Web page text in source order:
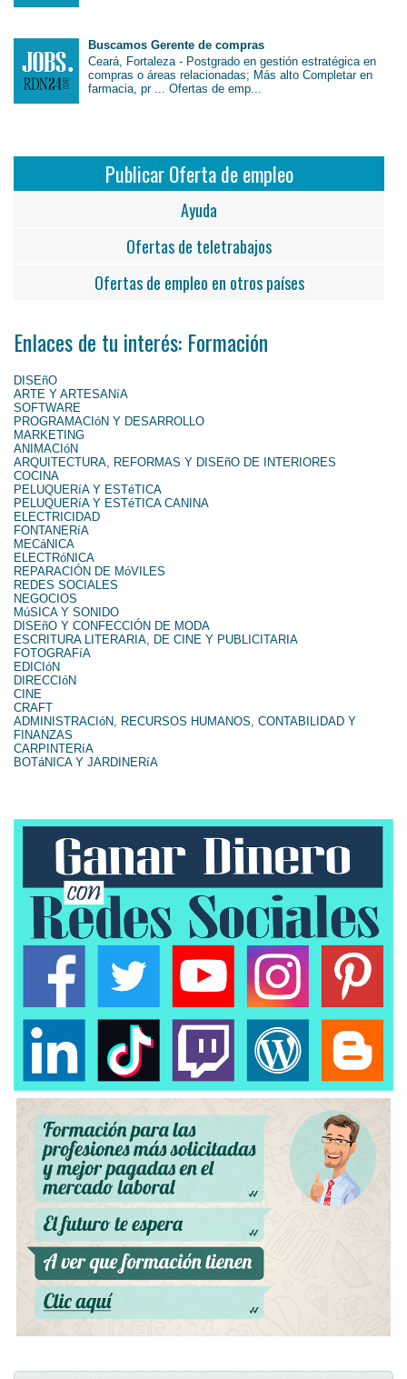
Buscamos Gerente de compras
Ceará, Fortaleza - Postgrado en gestión estratégica en
compras o áreas relacionadas; Más alto Completar en
farmacia, pr ... Ofertas de emp...
Publicar Oferta de empleo
Ayuda
Ofertas de teletrabajos
Ofertas de empleo en otros países
Enlaces de tu interés: Formación
DISEñO
ARTE Y ARTESANíA
SOFTWARE
PROGRAMACIóN Y DESARROLLO
MARKETING
ANIMACIóN
ARQUITECTURA, REFORMAS Y DISEñO DE INTERIORES
COCINA
PELUQUERíA Y ESTéTICA
PELUQUERíA Y ESTéTICA CANINA
ELECTRICIDAD
FONTANERíA
MECáNICA
ELECTRóNICA
REPARACIÓN DE MóVILES
REDES SOCIALES
NEGOCIOS
MúSICA Y SONIDO
DISEñO Y CONFECCIÓN DE MODA
ESCRITURA LITERARIA, DE CINE Y PUBLICITARIA
FOTOGRAFíA
EDICIóN
DIRECCIóN
CINE
CRAFT
ADMINISTRACIóN, RECURSOS HUMANOS, CONTABILIDAD Y
FINANZAS
CARPINTERíA
BOTáNICA Y JARDINERíA